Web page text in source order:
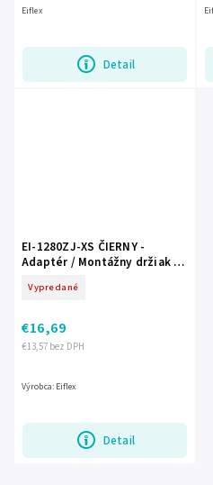
Detail
Eiflex
EI-1280ZJ-XS ČIERNY -
Adaptér / Montážny držiak s
EIFLEX
Vypredané
€13,57 bez DPH
€16,69
Detail
Výrobca: Eiflex